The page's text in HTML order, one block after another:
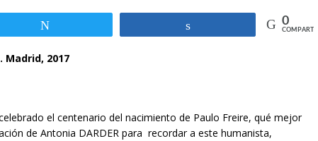
0
COMPARTIR
2017
el centenario del nacimiento de Paulo Freire, qué mejor
de Antonia DARDER para recordar a este humanista,